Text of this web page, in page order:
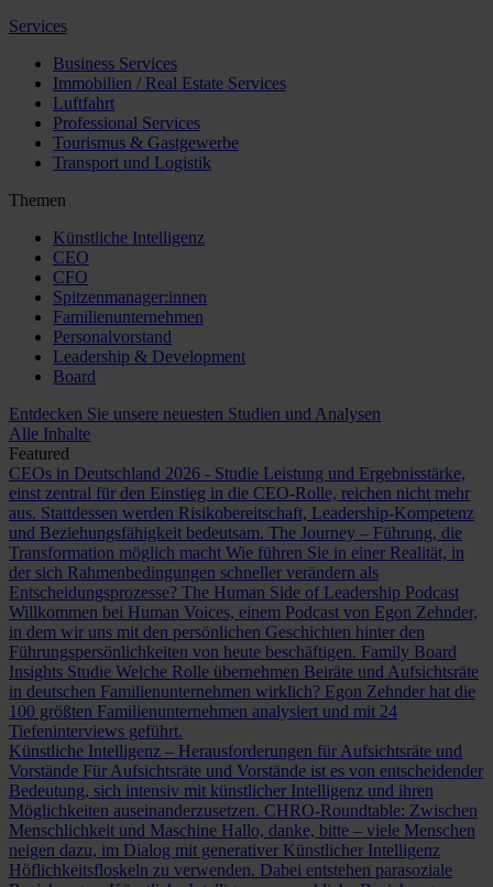
Services
Business Services
Immobilien / Real Estate Services
Luftfahrt
Professional Services
Tourismus & Gastgewerbe
Transport und Logistik
Themen
Künstliche Intelligenz
CEO
CFO
Spitzenmanager:innen
Familienunternehmen
Personalvorstand
Leadership & Development
Board
Entdecken Sie unsere neuesten Studien und Analysen
Alle Inhalte
Featured
CEOs in Deutschland 2026 - Studie Leistung und Ergebnisstärke,
einst zentral für den Einstieg in die CEO-Rolle, reichen nicht mehr
aus. Stattdessen werden Risikobereitschaft, Leadership-Kompetenz
und Beziehungsfähigkeit bedeutsam. The Journey – Führung, die
Transformation möglich macht Wie führen Sie in einer Realität, in
der sich Rahmenbedingungen schneller verändern als
Entscheidungsprozesse? The Human Side of Leadership Podcast
Willkommen bei Human Voices, einem Podcast von Egon Zehnder,
in dem wir uns mit den persönlichen Geschichten hinter den
Führungspersönlichkeiten von heute beschäftigen. Family Board
Insights Studie Welche Rolle übernehmen Beiräte und Aufsichtsräte
in deutschen Familienunternehmen wirklich? Egon Zehnder hat die
100 größten Familienunternehmen analysiert und mit 24
Tiefeninterviews geführt.
Künstliche Intelligenz – Herausforderungen für Aufsichtsräte und
Vorstände Für Aufsichtsräte und Vorstände ist es von entscheidender
Bedeutung, sich intensiv mit künstlicher Intelligenz und ihren
Möglichkeiten auseinanderzusetzen. CHRO-Roundtable: Zwischen
Menschlichkeit und Maschine Hallo, danke, bitte – viele Menschen
neigen dazu, im Dialog mit generativer Künstlicher Intelligenz
Höflichkeitsfloskeln zu verwenden. Dabei entstehen parasoziale